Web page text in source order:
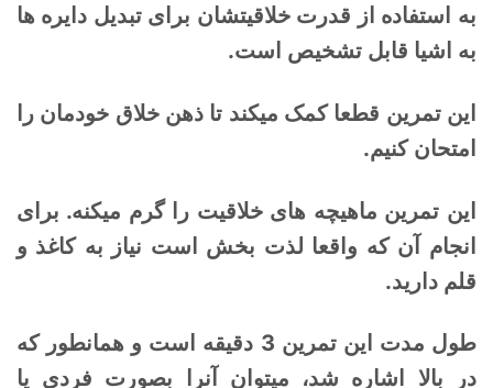
به استفاده از قدرت خلاقیتشان برای تبدیل دایره ها
به اشیا قابل تشخیص است.
این تمرین قطعا کمک میکند تا ذهن خلاق خودمان را
امتحان کنیم.
این تمرین ماهیچه های خلاقیت را گرم میکنه. برای
انجام آن که واقعا لذت بخش است نیاز به کاغذ و
قلم دارید.
طول مدت این تمرین 3 دقیقه است و همانطور که
در بالا اشاره شد، میتوان آنرا بصورت فردی یا